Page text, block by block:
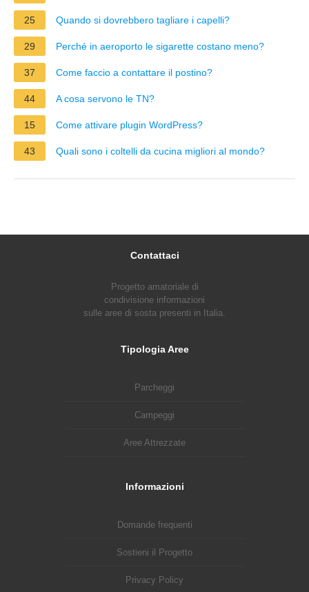
25 Quando si dovrebbero tagliare i capelli?
29 Perché in aeroporto le sigarette costano meno?
37 Come faccio a contattare il postino?
44 A cosa servono le TN?
15 Come attivare plugin WordPress?
43 Quali sono i coltelli da cucina migliori al mondo?
Contattaci
Progetto amatoriale di
condivisione informazioni
sulle aree di sosta presenti in Italia.
Tipologia Aree
Parcheggi
Campeggi
Aree Attrezzate
Informazioni
Domande frequenti
Sostieni il Progetto
Privacy Policy